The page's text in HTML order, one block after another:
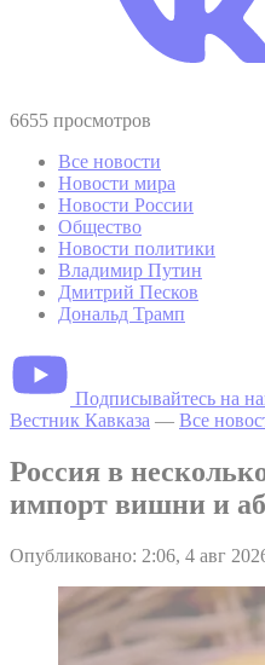
6655 просмотров
Все новости
Новости мира
Новости России
Общество
Новости политики
Владимир Путин
Дмитрий Песков
Дональд Трамп
Подписывайтесь на
Вестник Кавказа — Все
Россия в
импорт вишни и
Опубликовано: 2:06, 4 авг